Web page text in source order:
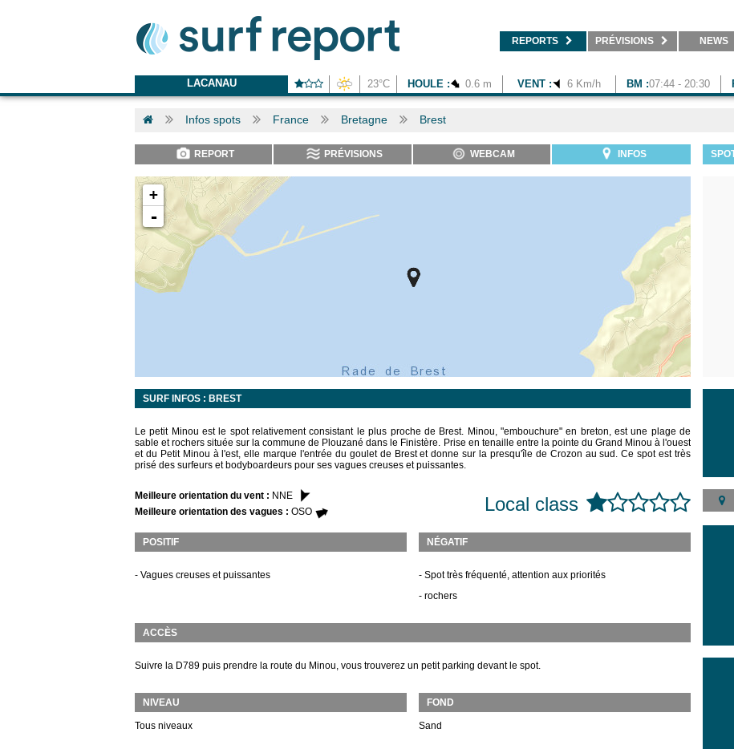
REPORTS PRÉVISIONS NEWS
LACANAU 23°C HOULE : 0.6 m VENT : 6 Km/h BM :07:44 - 20:30
Infos spots France Bretagne Brest
REPORT PRÉVISIONS WEBCAM INFOS
+
-
SURF INFOS : BREST
Le petit Minou est le spot relativement consistant le plus proche de Brest. Minou, "embouchure" en breton, est une plage de
sable et rochers située sur la commune de Plouzané dans le Finistère. Prise en tenaille entre la pointe du Grand Minou à l'ouest
et du Petit Minou à l'est, elle marque l'entrée du goulet de Brest et donne sur la presqu'île de Crozon au sud. Ce spot est très
prisé des surfeurs et bodyboardeurs pour ses vagues creuses et puissantes.
Meilleure orientation du vent : NNE
Meilleure orientation des vagues : OSO Local class
POSITIF
- Vagues creuses et puissantes
NÉGATIF
- Spot très fréquenté, attention aux priorités
- rochers
ACCÈS
Suivre la D789 puis prendre la route du Minou, vous trouverez un petit parking devant le spot.
NIVEAU
Tous niveaux
FOND
Sand